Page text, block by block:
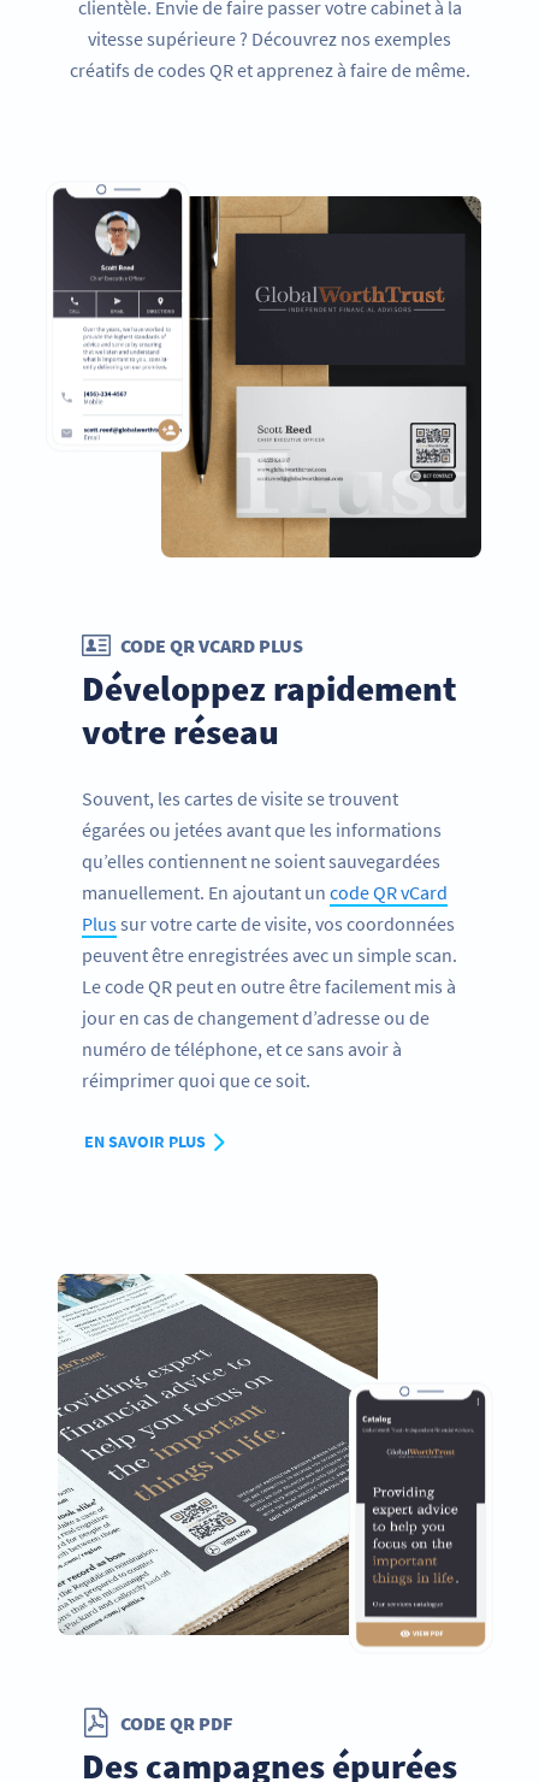
clientèle. Envie de faire passer votre cabinet à la
vitesse supérieure ? Découvrez nos exemples
créatifs de codes QR et apprenez à faire de même.
CODE QR VCARD PLUS
Développez rapidement
votre réseau
Souvent, les cartes de visite se trouvent
égarées ou jetées avant que les informations
qu’elles contiennent ne soient sauvegardées
manuellement. En ajoutant un code QR vCard
Plussur votre carte de visite, vos coordonnées
peuvent être enregistrées avec un simple scan.
Le code QR peut en outre être facilement mis à
jour en cas de changement d’adresse ou de
numéro de téléphone, et ce sans avoir à
réimprimer quoi que ce soit.
EN SAVOIR PLUS
CODE QR PDF
Des campagnes épurées